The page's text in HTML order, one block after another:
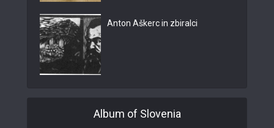
Anton Aškerc in zbiralci
Album of Slovenia